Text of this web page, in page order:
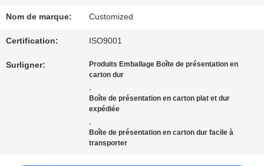
D'USINE
CONTRÔLE
CONTACTEZ-
Nom de marque: Customized
Certification: ISO9001
Surligner:
Produits Emballage Boîte de présentation en
carton dur
,
Boîte de présentation en carton plat et dur
expédiée
,
Boîte de présentation en carton dur facile à
transporter